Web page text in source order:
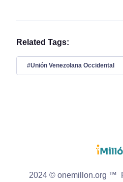
Related Tags:
#Unión Venezolana Occidental
2024 © onemillon.org ™